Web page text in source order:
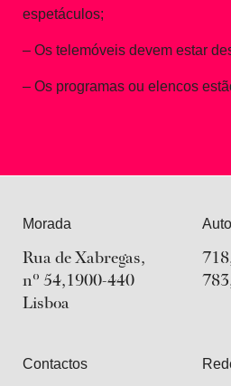
espetáculos;
– Os telemóveis devem estar
– Os programas ou elencos
Morada
Rua de Xabregas,
nº 54,1900-440
Lisboa
Contactos